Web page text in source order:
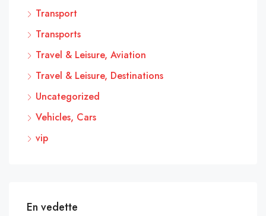
Transport
Transports
Travel & Leisure, Aviation
Travel & Leisure, Destinations
Uncategorized
Vehicles, Cars
vip
En vedette